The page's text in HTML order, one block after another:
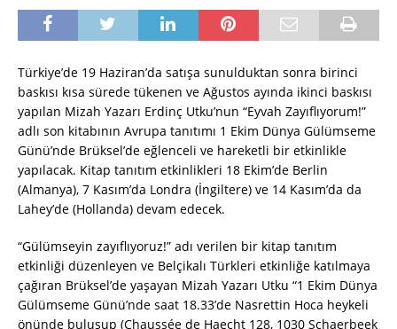
Türkiye’de 19 Haziran’da satışa sunulduktan sonra birinci
baskısı kısa sürede tükenen ve Ağustos ayında ikinci baskısı
yapılan Mizah Yazarı Erdinç Utku’nun “Eyvah Zayıflıyorum!”
adlı son kitabının Avrupa tanıtımı 1 Ekim Dünya Gülümseme
Günü’nde Brüksel’de eğlenceli ve hareketli bir etkinlikle
yapılacak. Kitap tanıtım etkinlikleri 18 Ekim’de Berlin
(Almanya), 7 Kasım’da Londra (İngiltere) ve 14 Kasım’da da
Lahey’de (Hollanda) devam edecek.
“Gülümseyin zayıflıyoruz!” adı verilen bir kitap tanıtım
etkinliği düzenleyen ve Belçikalı Türkleri etkinliğe katılmaya
çağıran Brüksel’de yaşayan Mizah Yazarı Utku “1 Ekim Dünya
Gülümseme Günü’nde saat 18.33’de Nasrettin Hoca heykeli
önünde buluşup (Chaussée de Haecht 128, 1030 Schaerbeek